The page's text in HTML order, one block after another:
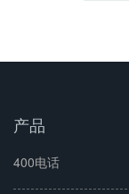
产品
400电话